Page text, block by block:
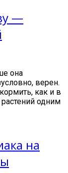
—
она
верен.
как и в
одним
на